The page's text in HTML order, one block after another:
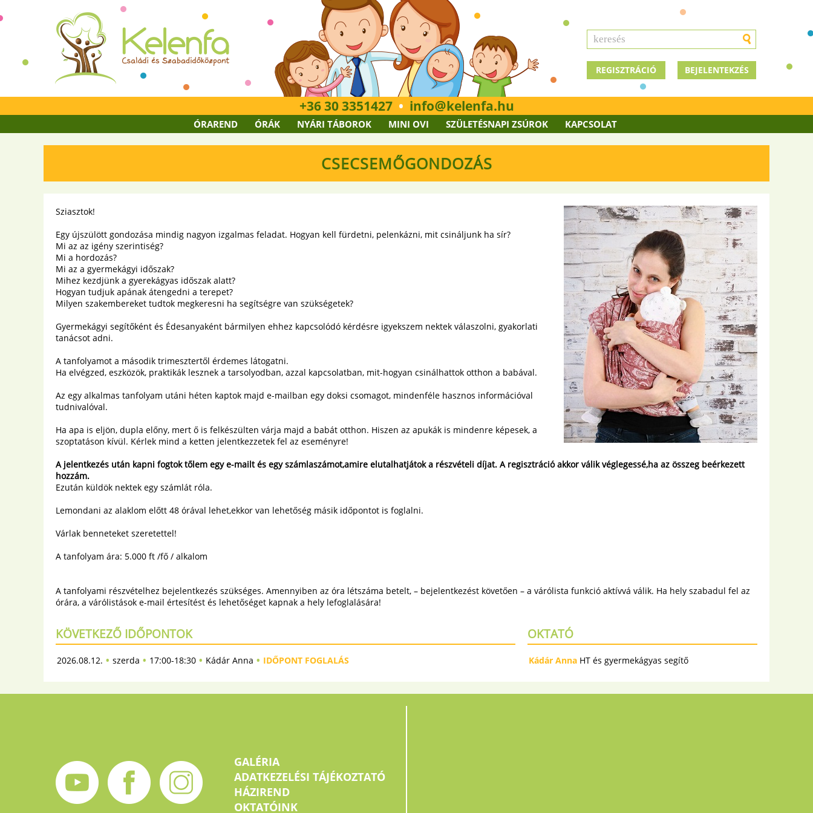
REGISZTRÁCIÓ BEJELENTEKZÉS
+36 30 3351427 • info kelenfa.hu
ÓRAREND ÓRÁK NYÁRI TÁBOROK MINI OVI SZÜLETÉSNAPI ZSÚROK KAPCSOLAT
CSECSEMŐGONDOZÁS
Sziasztok!
Egy újszülött gondozása mindig nagyon izgalmas feladat. Hogyan kell fürdetni, pelenkázni, mit csináljunk ha sír?
Mi az az igény szerintiség?
Mi a hordozás?
Mi az a gyermekágyi időszak?
Mihez kezdjünk a gyerekágyas időszak alatt?
Hogyan tudjuk apának átengedni a terepet?
Milyen szakembereket tudtok megkeresni ha segítségre van szükségetek?
Gyermekágyi segítőként és Édesanyaként bármilyen ehhez kapcsolódó kérdésre igyekszem nektek válaszolni, gyakorlati
tanácsot adni.
A tanfolyamot a második trimesztertől érdemes látogatni.
Ha elvégzed, eszközök, praktikák lesznek a tarsolyodban, azzal kapcsolatban, mit-hogyan csinálhattok otthon a babával.
Az egy alkalmas tanfolyam utáni héten kaptok majd e-mailban egy doksi csomagot, mindenféle hasznos információval
tudnivalóval.
Ha apa is eljön, dupla előny, mert ő is felkészülten várja majd a babát otthon. Hiszen az apukák is mindenre képesek, a
szoptatáson kívül. Kérlek mind a ketten jelentkezzetek fel az eseményre!
A jelentkezés után kapni fogtok tőlem egy e-mailt és egy számlaszámot,amire elutalhatjátok a részvételi díjat. A regisztráció akkor válik véglegessé,ha az összeg beérkezett
hozzám.
Ezután küldök nektek egy számlát róla.
Lemondani az alaklom előtt 48 órával lehet,ekkor van lehetőség másik időpontot is foglalni.
Várlak benneteket szeretettel!
A tanfolyam ára: 5.000 ft /fő / alkalom
A tanfolyami részvételhez bejelentkezés szükséges. Amennyiben az óra létszáma betelt, – bejelentkezést követően – a várólista funkció aktívvá válik. Ha hely szabadul fel az
órára, a várólistások e-mail értesítést és lehetőséget kapnak a hely lefoglalására!
KÖVETKEZŐ IDŐPONTOK
2026.08.12. • szerda • 17:00-18:30 • Kádár Anna • IDŐPONT FOGLALÁS
OKTATÓ
Kádár Anna HT és gyermekágyas segítő
GALÉRIA
ADATKEZELÉSI TÁJÉKOZTATÓ
HÁZIREND
OKTATÓINK